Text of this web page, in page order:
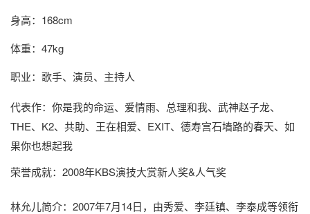
身高：168cm
体重：47kg
职业：歌手、演员、主持人
代表作：你是我的命运、爱情雨、总理和我、武神赵子龙、
THE、K2、共助、王在相爱、EXIT、德寿宫石墙路的春天、如
果你也想起我
荣誉成就：2008年KBS演技大赏新人奖&人气奖
林允儿简介：2007年7月14日，由秀爱、李廷镇、李泰成等领衔